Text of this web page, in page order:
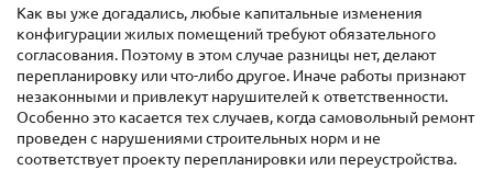
Как вы уже догадались, любые капитальные изменения
конфигурации жилых помещений требуют обязательного
согласования. Поэтому в этом случае разницы нет, делают
перепланировку или что-либо другое. Иначе работы признают
незаконными и привлекут нарушителей к ответственности.
Особенно это касается тех случаев, когда самовольный ремонт
проведен с нарушениями строительных норм и не
соответствует проекту перепланировки или переустройства.